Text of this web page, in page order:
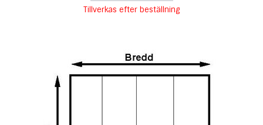
Tillverkas efter beställning